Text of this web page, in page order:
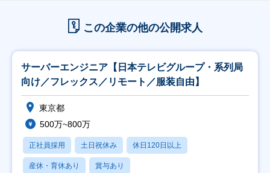
この企業の他の公開求人
サーバーエンジニア【日本テレビグループ・系列局
向け／フレックス／リモート／服装自由】
東京都
500万~800万
正社員採用 土日祝休み 休日120日以上
産休・育休あり 賞与あり